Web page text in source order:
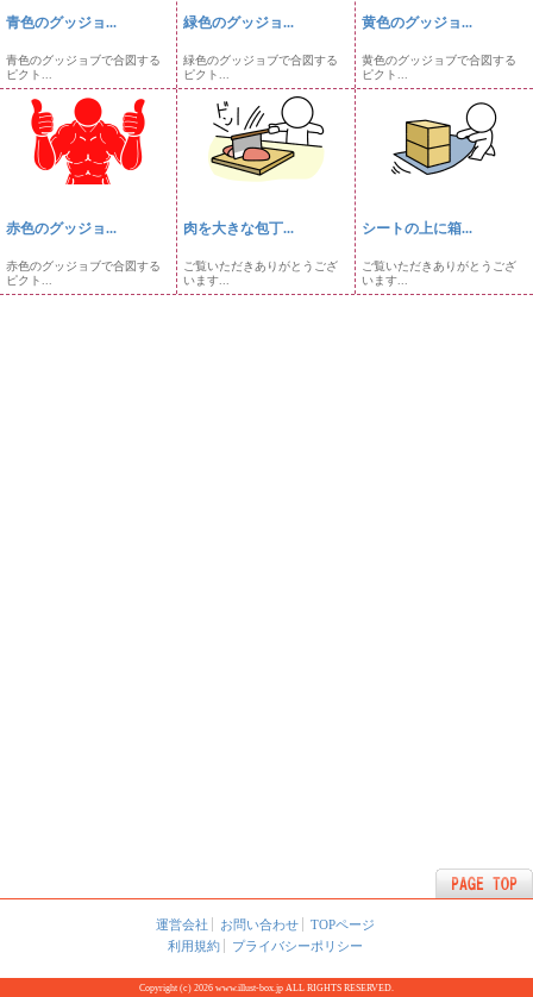
青色のグッジョ...
青色のグッジョブで合図する
ピクト...
緑色のグッジョ...
緑色のグッジョブで合図する
ピクト...
黄色のグッジョ...
黄色のグッジョブで合図する
ピクト...
赤色のグッジョ...
赤色のグッジョブで合図する
ピクト...
肉を大きな包丁...
ご覧いただきありがとうござ
います...
シートの上に箱...
ご覧いただきありがとうござ
います...
運営会社 お問い合わせ
TOPページ
利用規約
プライバシーポリシー
Copyright (c) 2026 www.illust-box.jp ALL RIGHTS RESERVED.